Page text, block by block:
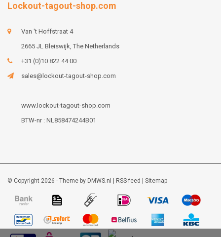
Lockout-tagout-shop.com
Van 't Hoffstraat 4
2665 JL Bleiswijk, The Netherlands
+31 (0)10 822 44 00
sales@lockout-tagout-shop.com
www.lockout-tagout-shop.com
BTW-nr : NL858474244B01
© Copyright 2026 - Theme by DMWS.nl RSS-feed Sitemap